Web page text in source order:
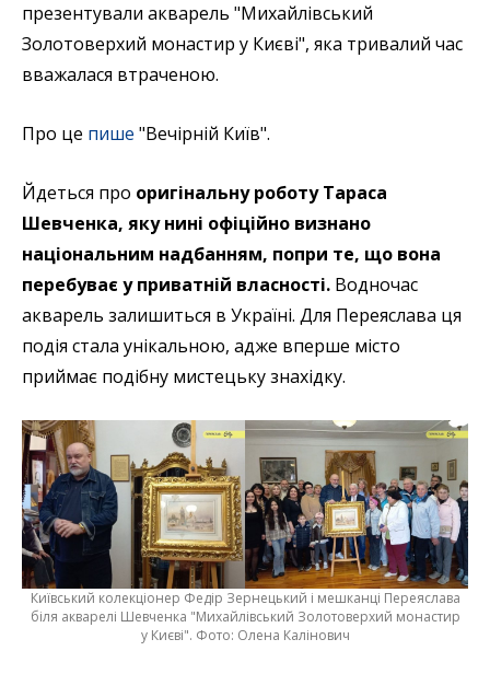
презентували акварель "Михайлівський
Золотоверхий монастир у Києві", яка тривалий час
вважалася втраченою.
Про це пише "Вечірній Київ".
Йдеться про оригінальну роботу Тараса
Шевченка, яку нині офіційно визнано
національним надбанням, попри те, що вона
перебуває у приватній власності. Водночас
акварель залишиться в Україні. Для Переяслава ця
подія стала унікальною, адже вперше місто
приймає подібну мистецьку знахідку.
Київський колекціонер Федір Зернецький і мешканці Переяслава
біля акварелі Шевченка "Михайлівський Золотоверхий монастир
у Києві". Фото: Олена Калінович